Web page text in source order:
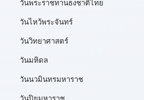
วันพระราชทานธงชาติไทย
วันไหว้พระจันทร์​
วันวิทยาศาสตร์
วันมหิดล
วันนวมินทรมหาราช
วันปิยมหาราช